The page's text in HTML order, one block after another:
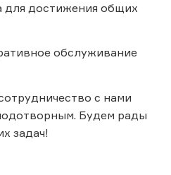
для достижения общих
обслуживание
с нами
Будем рады
задач!